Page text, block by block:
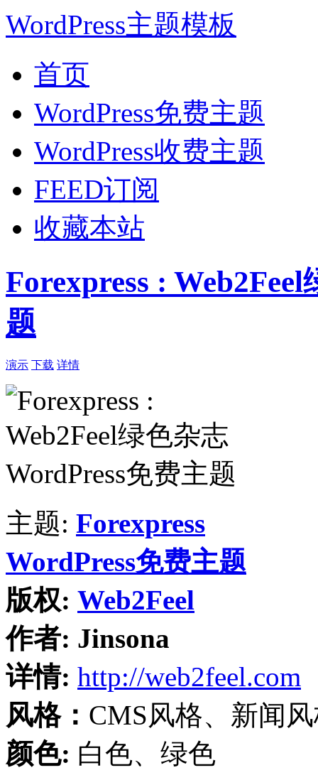
WordPress主题模板
首页
WordPress免费主题
WordPress收费主题
FEED订阅
收藏本站
Forexpress :
题
演示 下载 详情
主题: Forexpress
WordPress免费主题
版权: Web2Feel
作者: Jinsona
详情: http://web2feel.com
风格： CMS风格、新闻
颜色: 白色、绿色